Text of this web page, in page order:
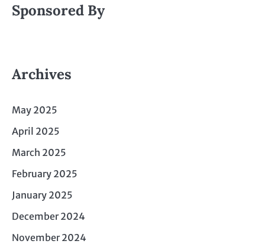
Sponsored By
Archives
May 2025
April 2025
March 2025
February 2025
January 2025
December 2024
November 2024